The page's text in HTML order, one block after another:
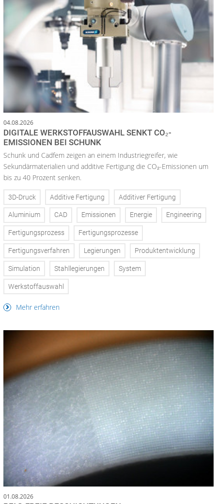
04.08.2026
DIGITALE WERKSTOFFAUSWAHL SENKT CO₂-
EMISSIONEN BEI SCHUNK
Schunk und Cadfem zeigen an einem Industriegreifer, wie
Sekundärmaterialien und additive Fertigung die CO₂-Emissionen um
bis zu 40 Prozent senken.
3D-Druck Additive Fertigung Additiver Fertigung
Aluminium CAD Emissionen Energie Engineering
Fertigungsprozess Fertigungsprozesse
Fertigungsverfahren Legierungen Produktentwicklung
Simulation Stahllegierungen System
Werkstoffauswahl
Mehr erfahren
01.08.2026